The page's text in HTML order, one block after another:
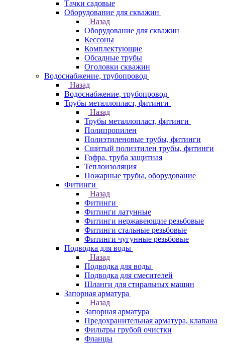
Тачки садовые
Оборудование для скважин
Назад
Оборудование для скважин
Кессоны
Комплектующие
Обсадные трубы
Оголовки скважин
Водоснабжение, трубопровод
Назад
Водоснабжение, трубопровод
Трубы металлопласт, фитинги
Назад
Трубы металлопласт, фитинги
Полипропилен
Полиэтиленовые трубы, фитинги
Сшитый полиэтилен трубы, фитинги
Гофра, труба защитная
Теплоизоляция
Пожарные трубы, оборудование
Фитинги
Назад
Фитинги
Фитинги латунные
Фитинги нержавеющие резьбовые
Фитинги стальные резьбовые
Фитинги чугунные резьбовые
Подводка для воды
Назад
Подводка для воды
Подводка для смесителей
Шланги для стиральных машин
Запорная арматура
Назад
Запорная арматура
Предохранительная арматура, клапана
Фильтры грубой очистки
Фланцы